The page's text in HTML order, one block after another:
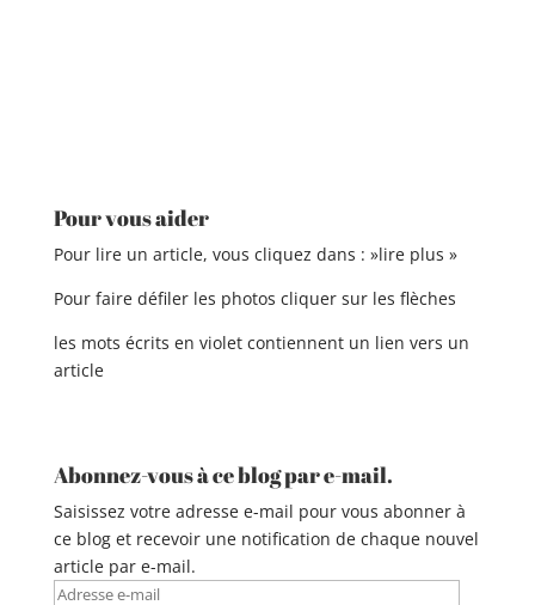
n
a
i
e
:
Pour vous aider
Pour lire un article, vous cliquez dans : »lire plus »
Pour faire défiler les photos cliquer sur les flèches
les mots écrits en violet contiennent un lien vers un
article
Abonnez-vous à ce blog par e-mail.
Saisissez votre adresse e-mail pour vous abonner à
ce blog et recevoir une notification de chaque nouvel
article par e-mail.
Adresse